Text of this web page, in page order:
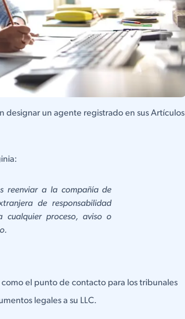
designar un agente registrado en sus Artículos
reenviar a la compañía de
de responsabilidad
cualquier proceso, aviso o
el punto de contacto para los tribunales
legales a su LLC.